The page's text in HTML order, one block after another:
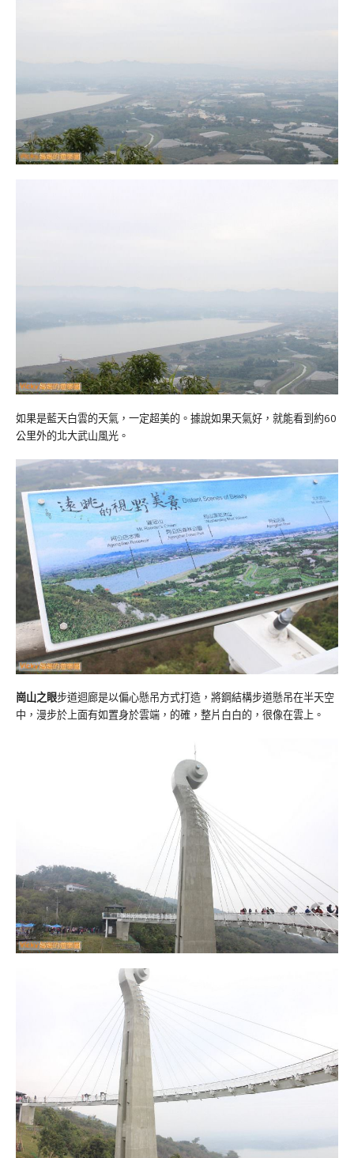
如果是藍天白雲的天氣，一定超美的。據說如果天氣好，就能看到約60
公里外的北大武山風光。
崗山之眼步道迴廊是以偏心懸吊方式打造，將鋼結構步道懸吊在半天空
中，漫步於上面有如置身於雲端，的確，整片白白的，很像在雲上。